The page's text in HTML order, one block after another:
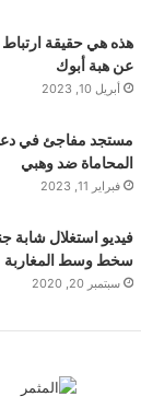
هذه هي حقيقة
عن هبة أبوك
أبريل 10, 2023
مستجد مفاجئ في
المحاماة ضد وهبي
فبراير 11, 2023
فيديو استغلال شابة
سخط وسط المغاربة
سبتمبر 20, 2020